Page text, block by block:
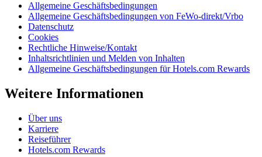
Allgemeine Geschäftsbedingungen
Allgemeine Geschäftsbedingungen von FeWo-direkt/Vrbo
Datenschutz
Cookies
Rechtliche Hinweise/Kontakt
Inhaltsrichtlinien und Melden von Inhalten
Allgemeine Geschäftsbedingungen für Hotels.com Rewards
Weitere Informationen
Über uns
Karriere
Reiseführer
Hotels.com Rewards